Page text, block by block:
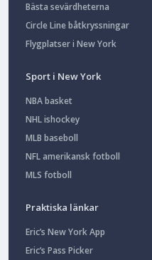
Bästa sevärdheterna
Circle Line båtkryssningar
Flygplatser i New York
Sport i New York
NBA basket
NHL ishockey
MLB baseboll
NFL amerikansk fotboll
MLS fotboll
Praktiska länkar
Eric’s New York App
Eric’s Pass Picker